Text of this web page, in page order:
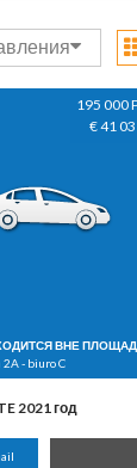
195 000
€ 41
ВНЕ
- biuro C
2021 год